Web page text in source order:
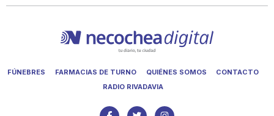
FÚNEBRES FARMACIAS DE TURNO QUIÉNES SOMOS
CONTACTO
RADIO RIVADAVIA